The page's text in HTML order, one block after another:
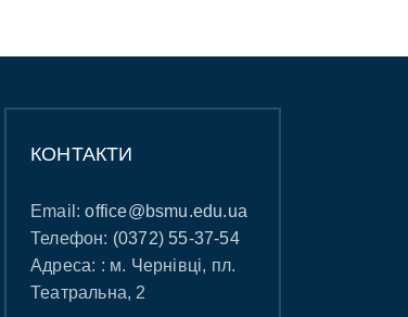
КОНТАКТИ
Email:office@bsmu.edu.ua
Телефон: (0372) 55-37-54
Адреса: : м. Чернівці, пл.
Театральна, 2